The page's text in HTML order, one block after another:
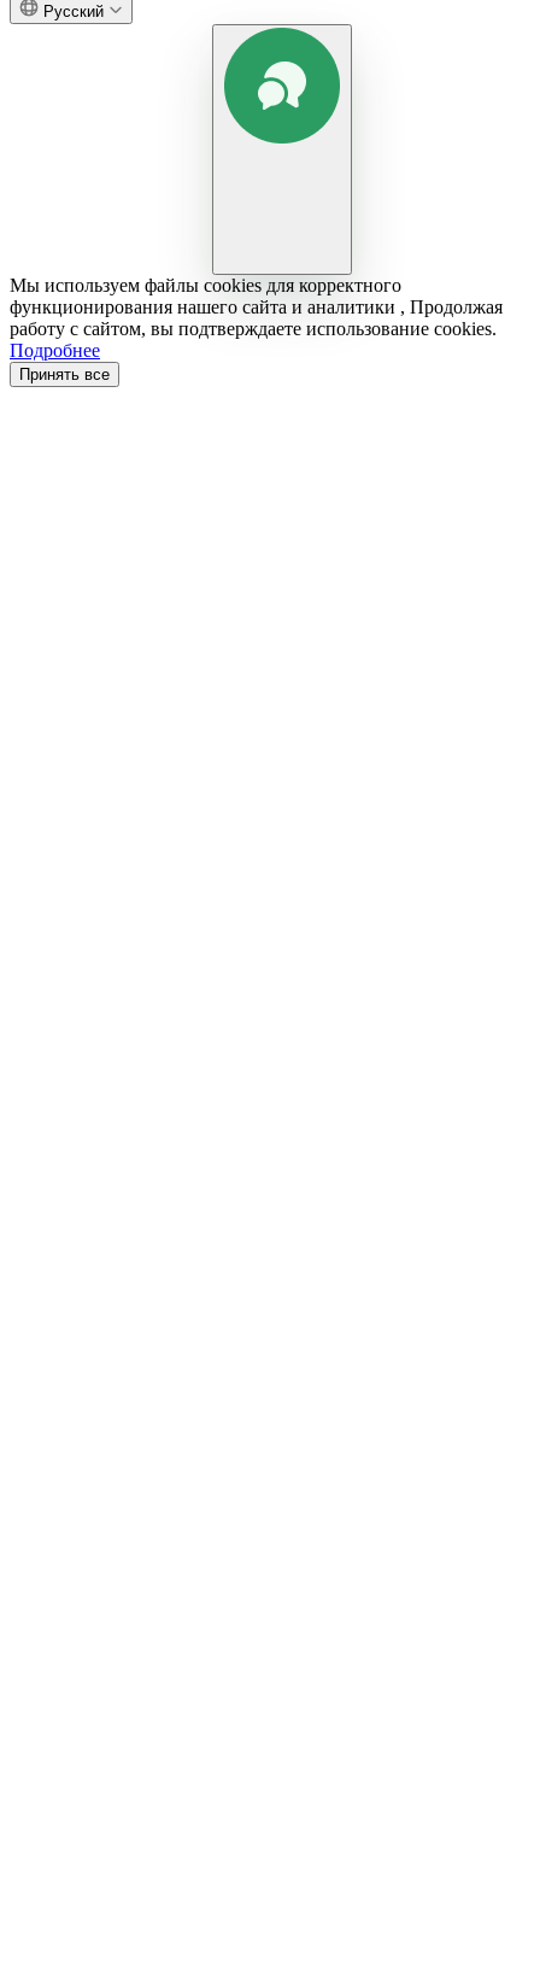
Русский
Мы используем файлы cookies для корректного
функционирования нашего сайта и аналитики , Продолжая
работу с сайтом, вы подтверждаете использование cookies.
Подробнее
Принять все